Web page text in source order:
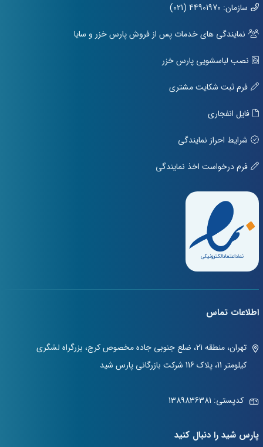
سازمان: 44901970 (021)
نمایندگی های خدمات پس از فروش پارس خزر و سایا
نصب لباسشویی پارس خزر
فرم ثبت شکایت مشتری
فایل انفجاری
شرایط احراز نمایندگی
فرم درخواست اخذ نمایندگی
اطلاعات تماس
تهران، منطقه 21، ضلع جنوبی جاده مخصوص کرج، بزرگراه لشگری
کیلومتر 11، پلاک 116 شرکت بازرگانی پارس شید
کدپستی: 1389836381
پارس شید را دنبال کنید